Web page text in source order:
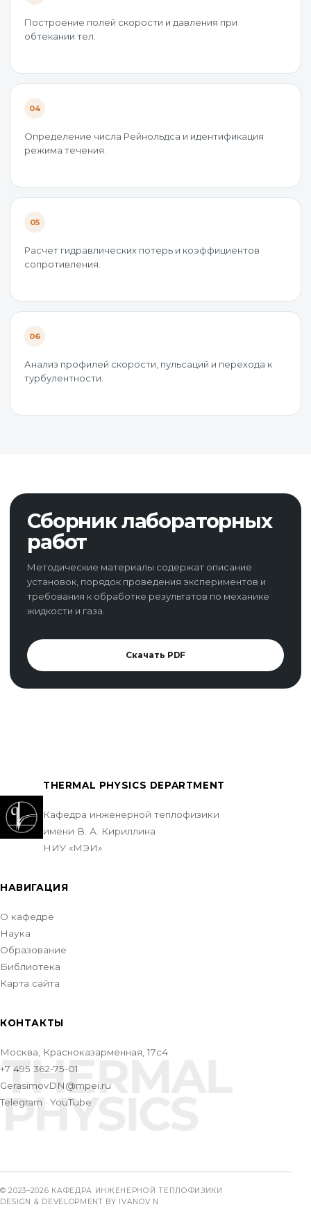
Построение полей скорости и давления при
обтекании тел.
04
Определение числа Рейнольдса и идентификация
режима течения.
05
Расчет гидравлических потерь и коэффициентов
сопротивления.
06
Анализ профилей скорости, пульсаций и перехода к
турбулентности.
Сборник лабораторных
работ
Методические материалы содержат описание
установок, порядок проведения экспериментов и
требования к обработке результатов по механике
жидкости и газа.
Скачать PDF
THERMAL
PHYSICS
THERMAL PHYSICS DEPARTMENT
Кафедра инженерной теплофизики
имени В. А. Кириллина
НИУ «МЭИ»
НАВИГАЦИЯ
О кафедре
Наука
Образование
Библиотека
Карта сайта
КОНТАКТЫ
Москва, Красноказарменная, 17с4
+7 495 362-75-01
GerasimovDN@mpei.ru
Telegram · YouTube
© 2023–2026 КАФЕДРА ИНЖЕНЕРНОЙ ТЕПЛОФИЗИКИ
DESIGN & DEVELOPMENT BY IVANOV N